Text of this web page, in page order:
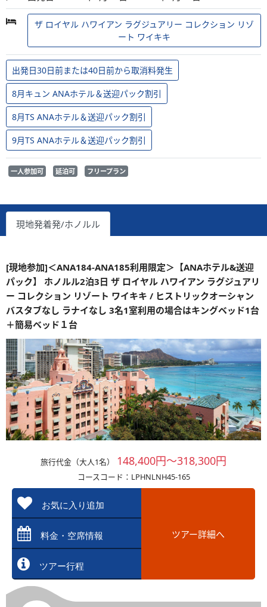
ザ ロイヤル ハワイアン ラグジュアリー コレクション リゾ
ート ワイキキ
出発日30日前または40日前から取消料発生
8月キュン ANAホテル＆送迎パック割引
8月TS ANAホテル＆送迎パック割引
9月TS ANAホテル＆送迎パック割引
一人参加可 延泊可 フリープラン
現地発着発/ホノルル
[現地参加]＜ANA184-ANA185利用限定＞【ANAホテル&送迎
パック】 ホノルル2泊3日 ザ ロイヤル ハワイアン ラグジュアリ
ー コレクション リゾート ワイキキ / ヒストリックオーシャン
バスタブなし ラナイなし 3名1室利用の場合はキングベッド1台
＋簡易ベッド１台
旅行代金（大人1名） 148,400円～318,300円
コースコード：LPHNLNH45-165
お気に入り追加
料金・空席情報
ツアー行程
ツアー詳細へ